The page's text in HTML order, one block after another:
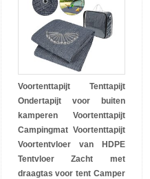
Voortenttapijt Tenttapijt
Ondertapijt voor buiten
kamperen Voortenttapijt
Campingmat Voortenttapijt
Voortentvloer van HDPE
Tentvloer Zacht met
draagtas voor tent Camper